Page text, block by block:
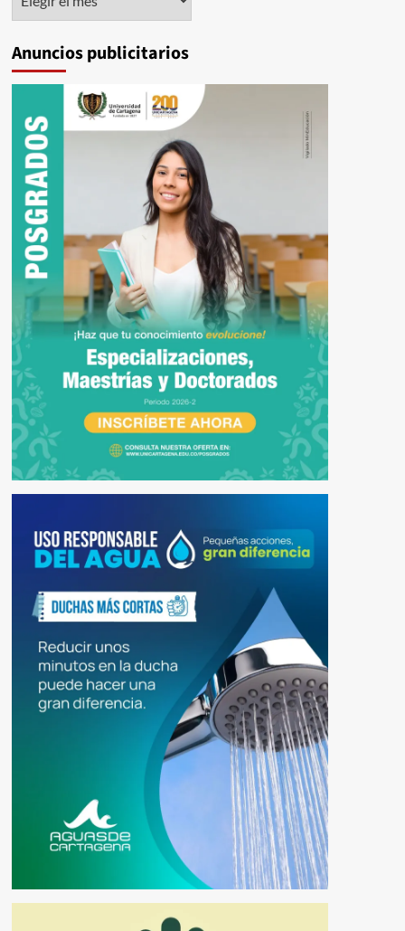
Anuncios publicitarios